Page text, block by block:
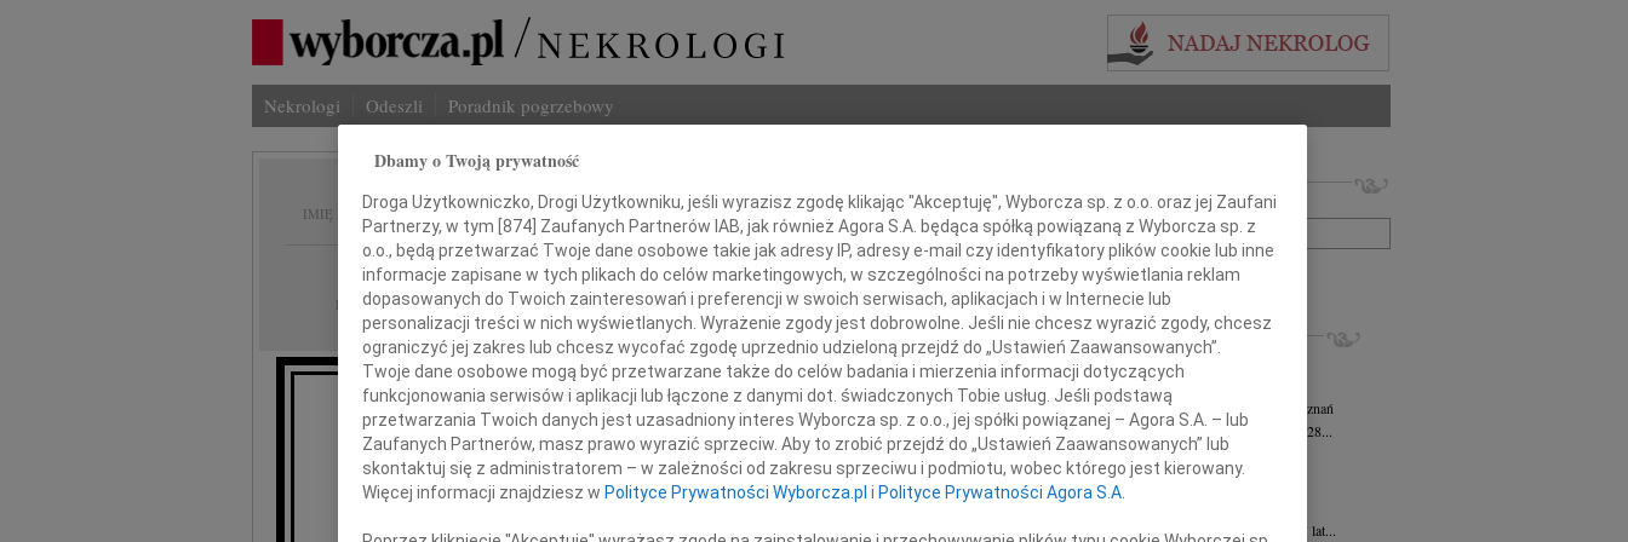
Nekrologi Odeszli Poradnik pogrzebowy
IMIĘ I NAZWISKO: Józef Piasecki
REGION: Poznań
DATA EMISJI: 20.03.2013
Dnia 17 marca 2013 roku odszedł do Pana po pracowitym,
w służbie rodziny i przyjaciół życiu
nasz najdroższy Mąż, troskliwy Ojciec,
niezapomniany Dziadek, Brat i Szwagier
Imię i nazwisko lub numer ogłoszenia:
+ szukanie zaawansowane
INNE NEKROLOGI
Tadeusz Kotłowski 05.08.2026
Z ogromnym żalem i bólem w sercu...
Krystyna Kowandywiek: 93
Poznań
Z głębokim żalem zawiadamiamy, że w dniu 28...
Krystyna Janowicz
24.07.2026
"Pan jest Pasterzem moim, niczego mi nie...
Zbigniew Zygmunt
W dniu 9 lipca 2026 roku, zmarł w wieku 87 lat...
Dbamy o Twoją prywatność
Droga Użytkowniczko, Drogi Użytkowniku, jeśli wyrazisz zgodę klikając "Akceptuję", Wyborcza sp. z o.o. oraz jej Zaufani
Partnerzy, w tym [874] Zaufanych Partnerów IAB, jak również Agora S.A. będąca spółką powiązaną z Wyborcza sp. z
o.o., będą przetwarzać Twoje dane osobowe takie jak adresy IP, adresy e-mail czy identyfikatory plików cookie lub inne
informacje zapisane w tych plikach do celów marketingowych, w szczególności na potrzeby wyświetlania reklam
dopasowanych do Twoich zainteresowań i preferencji w swoich serwisach, aplikacjach i w Internecie lub
personalizacji treści w nich wyświetlanych. Wyrażenie zgody jest dobrowolne. Jeśli nie chcesz wyrazić zgody, chcesz
ograniczyć jej zakres lub chcesz wycofać zgodę uprzednio udzieloną przejdź do „Ustawień Zaawansowanych”.
Twoje dane osobowe mogą być przetwarzane także do celów badania i mierzenia informacji dotyczących
funkcjonowania serwisów i aplikacji lub łączone z danymi dot. świadczonych Tobie usług. Jeśli podstawą
przetwarzania Twoich danych jest uzasadniony interes Wyborcza sp. z o.o., jej spółki powiązanej – Agora S.A. – lub
Zaufanych Partnerów, masz prawo wyrazić sprzeciw. Aby to zrobić przejdź do „Ustawień Zaawansowanych” lub
skontaktuj się z administratorem – w zależności od zakresu sprzeciwu i podmiotu, wobec którego jest kierowany.
Więcej informacji znajdziesz w Polityce Prywatności Wyborcza.pl i Polityce Prywatności Agora S.A.